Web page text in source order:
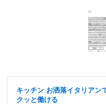
キッチン お洒落イタリアン
クッと働ける